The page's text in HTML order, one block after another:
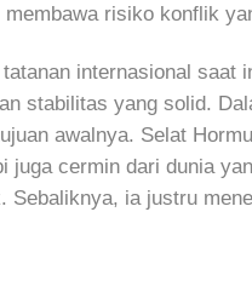
membawa risiko konflik
internasional
stabilitas yang solid.
awalnya. Selat
juga cermin dari dunia
ia justru